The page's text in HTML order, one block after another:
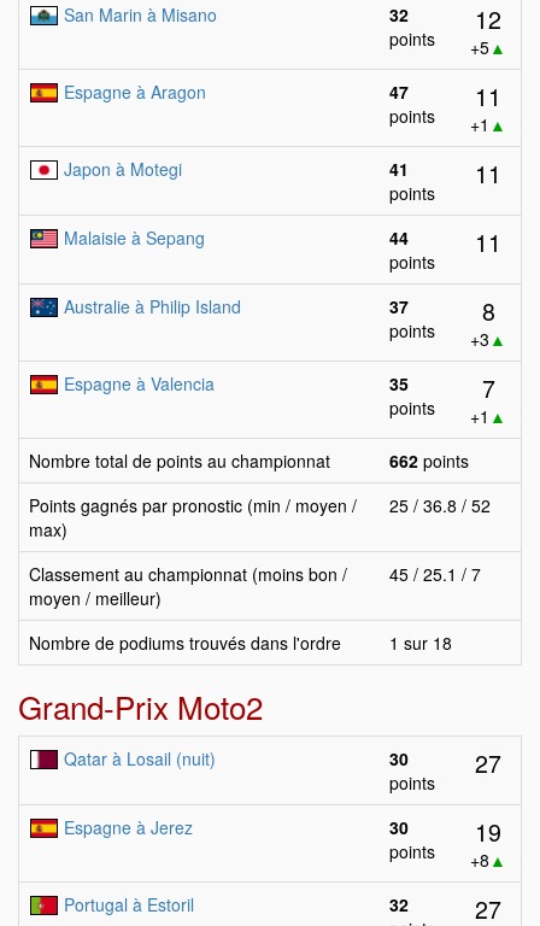
San Marin à Misano
32
points
12
+5▲
Espagne à Aragon
47
points
11
+1 ▲
Japon à Motegi
41
points
11
Malaisie à Sepang
44
points
11
Australie à Philip Island
37
points
8
+3 ▲
Espagne à Valencia
35
points
7
+1 ▲
Nombre total de points au championnat
662 points
Points gagnés par pronostic (min / moyen /
max)
25 / 36.8 / 52
Classement au championnat (moins bon /
moyen / meilleur)
45 / 25.1 / 7
Nombre de podiums trouvés dans l'ordre 1 sur 18
Grand-Prix Moto2
Qatar à Losail (nuit)
30
points
27
Espagne à Jerez
30
points
19
+8 ▲
Portugal à Estoril
32
27